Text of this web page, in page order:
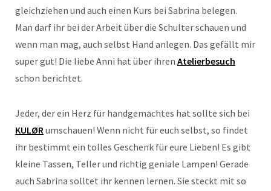
gleichziehen und auch einen Kurs bei Sabrina belegen.
Man darf ihr bei der Arbeit über die Schulter schauen und
wenn man mag, auch selbst Hand anlegen. Das gefällt mir
super gut! Die liebe Anni hat über ihren Atelierbesuch
schon berichtet.
Jeder, der ein Herz für handgemachtes hat sollte sich bei
KULØRumschauen! Wenn nicht für euch selbst, so findet
ihr bestimmt ein tolles Geschenk für eure Lieben! Es gibt
kleine Tassen, Teller und richtig geniale Lampen! Gerade
auch Sabrina solltet ihr kennen lernen. Sie steckt mit so